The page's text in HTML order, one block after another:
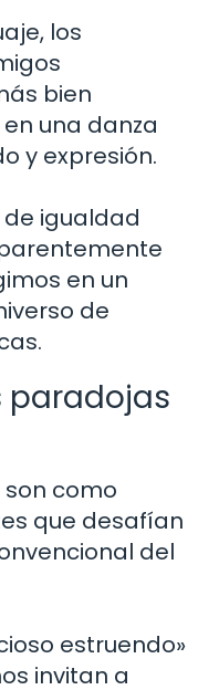
los
bien
una danza
y expresión.
igualdad
en un
de
paradojas
como
que desafían
del
estruendo»
invitan a